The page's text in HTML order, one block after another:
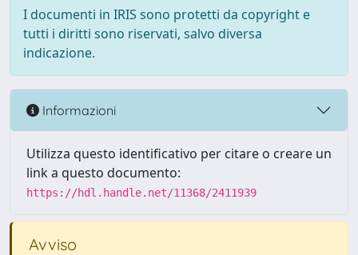
I documenti in IRIS sono protetti da copyright e
tutti i diritti sono riservati, salvo diversa
indicazione.
Informazioni
Utilizza questo identificativo per citare o creare un
link a questo documento:
https://hdl.handle.net/11368/2411939
Avviso